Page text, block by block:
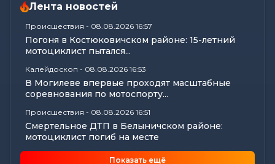
Лента новостей
Происшествия - 08.08.2026 16:57
Погоня в Костюковичском районе: 15-летний
мотоциклист пытался...
Калейдоскоп - 08.08.2026 16:53
В Могилеве впервые проходят масштабные
соревнования по мотоспорту...
Происшествия - 08.08.2026 16:51
Смертельное ДТП в Белыничском районе:
мотоциклист погиб на месте
08.08.2026 15:00
Показать ещё